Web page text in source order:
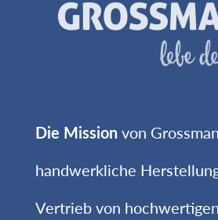
Die Missionvon
handwerkliche
Vertrieb von